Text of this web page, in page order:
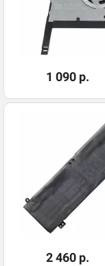
1 090 р.
2 460 р.